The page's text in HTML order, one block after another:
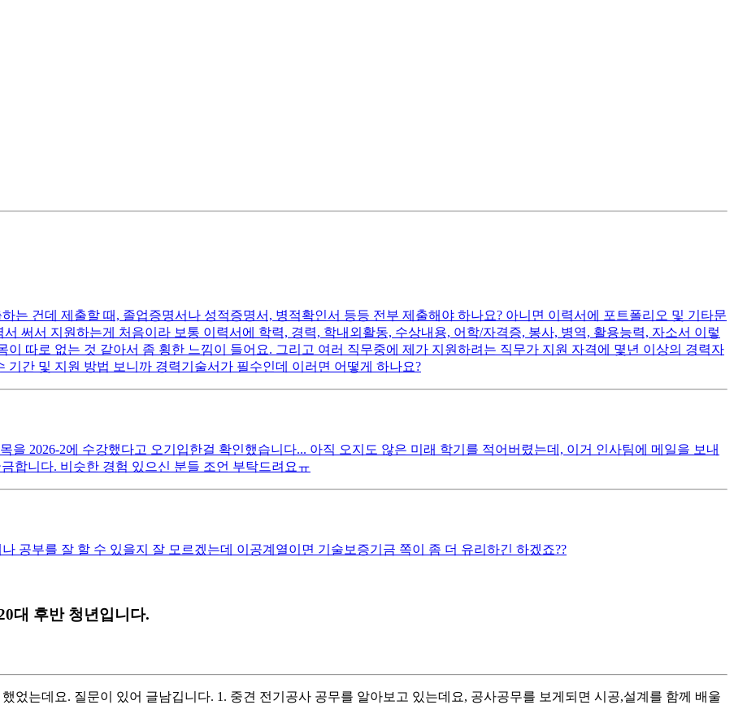
는 건데 제출할 때, 졸업증명서나 성적증명서, 병적확인서 등등 전부 제출해야 하나요? 아니면 이력서에 포트폴리오 및 기타문
써서 지원하는게 처음이라 보통 이력서에 학력, 경력, 학내외활동, 수상내용, 어학/자격증, 봉사, 병역, 활용능력, 자소서 이렇
따로 없는 것 같아서 좀 횡한 느낌이 들어요. 그리고 여러 직무중에 제가 지원하려는 직무가 지원 자격에 몇년 이상의 경력자
간 및 지원 방법 보니까 경력기술서가 필수인데 이러면 어떻게 하나요?
을 2026-2에 수강했다고 오기입한걸 확인했습니다... 아직 오지도 않은 미래 학기를 적어버렸는데, 이거 인사팀에 메일을 보내
합니다. 비슷한 경험 있으신 분들 조언 부탁드려요ㅠ
공부를 잘 할 수 있을지 잘 모르겠는데 이공계열이면 기술보증기금 쪽이 좀 더 유리하긴 하겠죠??
대 후반 청년입니다.
었는데요. 질문이 있어 글남깁니다. 1. 중견 전기공사 공무를 알아보고 있는데요, 공사공무를 보게되면 시공,설계를 함께 배울